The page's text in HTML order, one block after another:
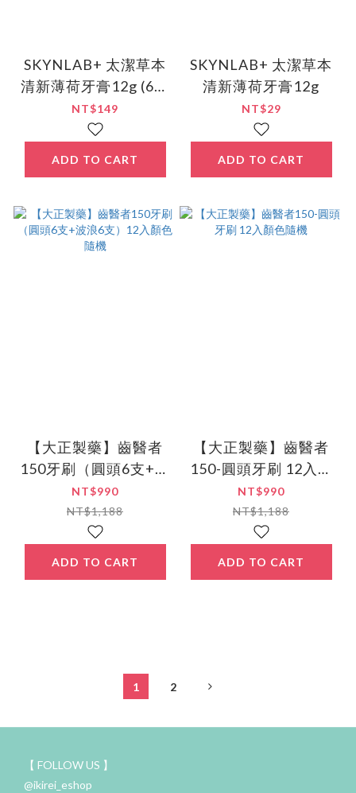
SKYNLAB+ 太潔草本
清新薄荷牙膏12g (6入
組)
NT$149
ADD TO CART
SKYNLAB+ 太潔草本
清新薄荷牙膏12g
NT$29
ADD TO CART
【大正製藥】齒醫者
150牙刷（圓頭6支+波
浪6支）12入顏色隨機
NT$990
NT$1,188
ADD TO CART
【大正製藥】齒醫者
150-圓頭牙刷 12入顏
色隨機
NT$990
NT$1,188
ADD TO CART
1 2
【 FOLLOW US 】
@ikirei_eshop